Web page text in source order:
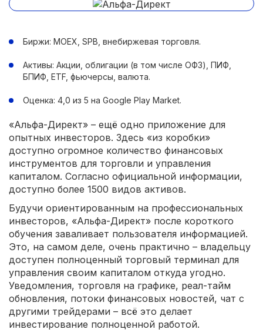
Биржи: MOEX, SPB, внебиржевая торговля.
Активы: Акции, облигации (в том числе ОФЗ), ПИФ,
БПИФ, ETF, фьючерсы, валюта.
Оценка: 4,0 из 5 на Google Play Market.
«Альфа-Директ» – ещё одно приложение для
опытных инвесторов. Здесь «из коробки»
доступно огромное количество финансовых
инструментов для торговли и управления
капиталом. Согласно официальной информации,
доступно более 1500 видов активов.
Будучи ориентированным на профессиональных
инвесторов, «Альфа-Директ» после короткого
обучения заваливает пользователя информацией.
Это, на самом деле, очень практично – владельцу
доступен полноценный торговый терминал для
управления своим капиталом откуда угодно.
Уведомления, торговля на графике, реал-тайм
обновления, потоки финансовых новостей, чат с
другими трейдерами – всё это делает
инвестирование полноценной работой.